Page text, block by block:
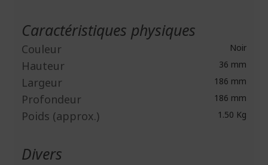
Caractéristiques physiques
Couleur Noir
Hauteur 36 mm
Largeur 186 mm
Profondeur 186 mm
Poids (approx.) 1.50 Kg
Divers